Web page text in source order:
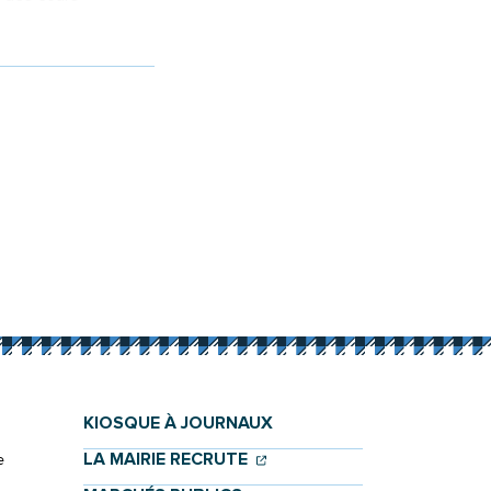
KIOSQUE À JOURNAUX
LA MAIRIE RECRUTE (OUVERTURE DANS UN
(OUVERTURE DANS UN